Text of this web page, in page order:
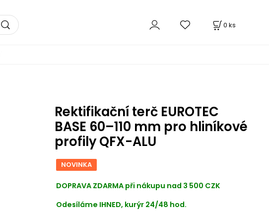
0 ks
Rektifikační terč EUROTEC
BASE 60–110 mm pro hliníkové
profily QFX-ALU
NOVINKA
DOPRAVA ZDARMA při nákupu nad 3 500 CZK
Odesíláme IHNED, kurýr 24/48 hod.